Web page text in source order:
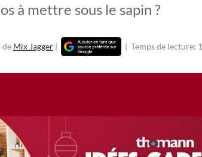
à mettre sous le sapin ?
de Mix Jagger | | Temps de lecture: